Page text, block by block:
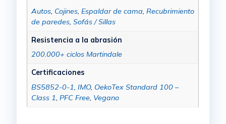
Autos, Cojines, Espaldar de cama Recubrimiento
de paredes, Sofás / Sillas
Resistencia a la abrasión
200.000+ ciclos Martindale
Certificaciones
BS5852-0-1, IMO, OekoTex Standard 100 –
Class 1, PFC Free, Vegano